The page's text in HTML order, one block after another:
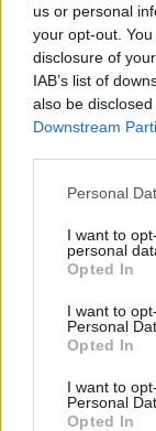
us or personal
your opt-out.
disclosure of
IAB’s list of
also be
Downstream
Personal
I want to
personal
Opted In
I want to
Personal
Opted In
I want to
Personal
Opted In
környezetben?
(MNB)
KEDVES
A keresett
tartozik,
kötéslistái